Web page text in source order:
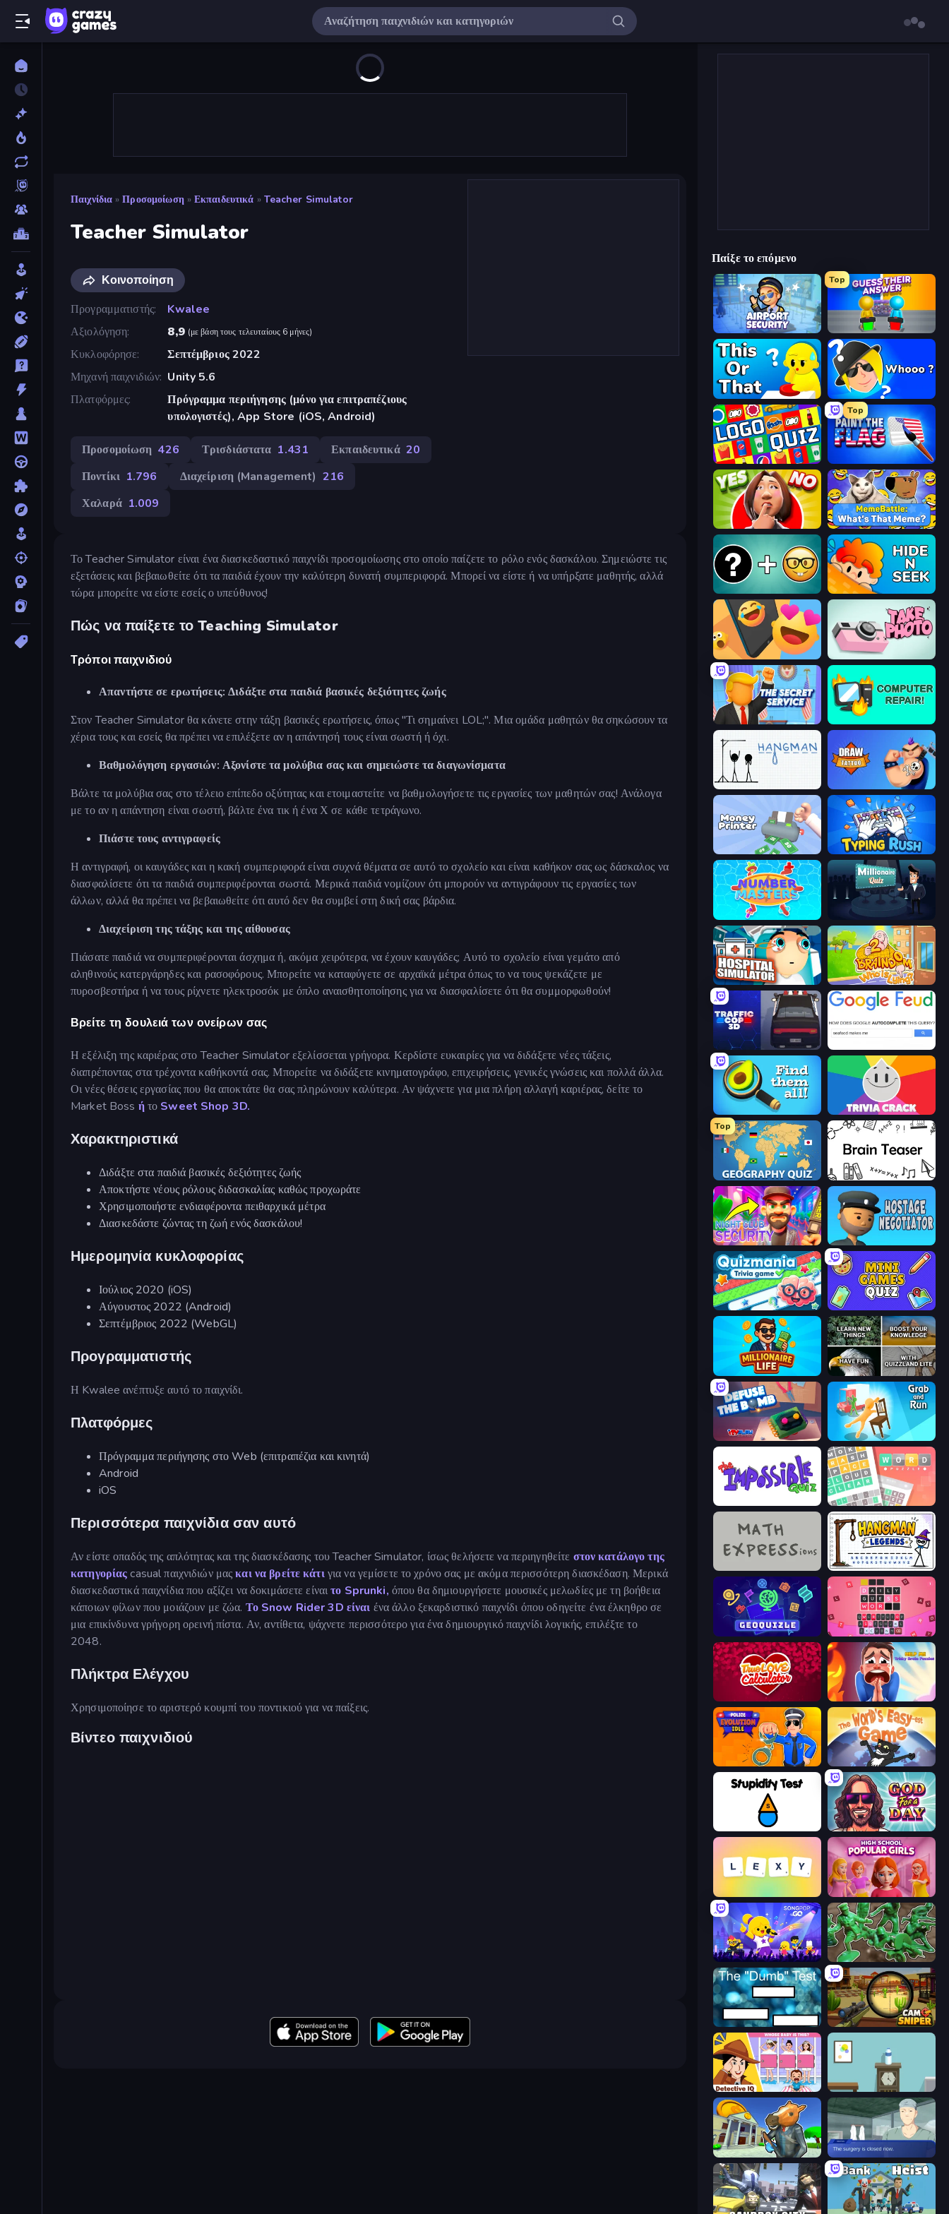
Παιχνίδια » Προσομοίωση » Εκπαιδευτικά » Teacher Simulator
Teacher Simulator
Κοινοποίηση
Προγραμματιστής
Kwalee
Αξιολόγηση
8,9 (με βάση τους τελευταίους 6 μήνες)
Κυκλοφόρησε
Σεπτέμβριος 2022
Μηχανή παιχνιδιών Unity 5.6
Πλατφόρμες
Πρόγραμμα περιήγησης (μόνο για επιτραπέζιους
υπολογιστές), App Store (iOS, Android)
Προσομοίωση 426 Τρισδιάστατα 1.431 Εκπαιδευτικά 20
Ποντίκι 1.796 Διαχείριση (Management) 216
Χαλαρά 1.009
Το Teacher Simulator είναι ένα διασκεδαστικό παιχνίδι προσομοίωσης στο οποίο παίζετε το ρόλο ενός δασκάλου. Σημειώστε τις
εξετάσεις και βεβαιωθείτε ότι τα παιδιά έχουν την καλύτερη δυνατή συμπεριφορά. Μπορεί να είστε ή να υπήρξατε μαθητής, αλλά
τώρα μπορείτε να είστε εσείς ο υπεύθυνος!
Πώς να παίξετε το Teaching Simulator
Τρόποι παιχνιδιού
Απαντήστε σε ερωτήσεις: Διδάξτε στα παιδιά βασικές δεξιότητες ζωής
Στον Teacher Simulator θα κάνετε στην τάξη βασικές ερωτήσεις, όπως "Τι σημαίνει LOL;". Μια ομάδα μαθητών θα σηκώσουν τα
χέρια τους και εσείς θα πρέπει να επιλέξετε αν η απάντησή τους είναι σωστή ή όχι.
Βαθμολόγηση εργασιών: Αξονίστε τα μολύβια σας και σημειώστε τα διαγωνίσματα
Βάλτε τα μολύβια σας στο τέλειο επίπεδο οξύτητας και ετοιμαστείτε να βαθμολογήσετε τις εργασίες των μαθητών σας! Ανάλογα
με το αν η απάντηση είναι σωστή, βάλτε ένα τικ ή ένα Χ σε κάθε τετράγωνο.
Πιάστε τους αντιγραφείς
Η αντιγραφή, οι καυγάδες και η κακή συμπεριφορά είναι συχνά θέματα σε αυτό το σχολείο και είναι καθήκον σας ως δάσκαλος να
διασφαλίσετε ότι τα παιδιά συμπεριφέρονται σωστά. Μερικά παιδιά νομίζουν ότι μπορούν να αντιγράφουν τις εργασίες των
άλλων, αλλά θα πρέπει να βεβαιωθείτε ότι αυτό δεν θα συμβεί στη δική σας βάρδια.
Διαχείριση της τάξης και της αίθουσας
Πιάσατε παιδιά να συμπεριφέρονται άσχημα ή, ακόμα χειρότερα, να έχουν καυγάδες; Αυτό το σχολείο είναι γεμάτο από
αληθινούς κατεργάρηδες και ρασοφόρους. Μπορείτε να καταφύγετε σε αρχαϊκά μέτρα όπως το να τους ψεκάζετε με
πυροσβεστήρα ή να τους ρίχνετε ηλεκτροσόκ με όπλο αναισθητοποίησης για να διασφαλίσετε ότι θα συμμορφωθούν!
Βρείτε τη δουλειά των ονείρων σας
Η εξέλιξη της καριέρας στο Teacher Simulator εξελίσσεται γρήγορα. Κερδίστε ευκαιρίες για να διδάξετε νέες τάξεις,
διαπρέποντας στα τρέχοντα καθήκοντά σας. Μπορείτε να διδάξετε κινηματογράφο, επιχειρήσεις, γενικές γνώσεις και πολλά άλλα.
Οι νέες θέσεις εργασίας που θα αποκτάτε θα σας πληρώνουν καλύτερα. Αν ψάχνετε για μια πλήρη αλλαγή καριέρας, δείτε το
Market Boss ήτο Sweet Shop 3D.
Χαρακτηριστικά
Διδάξτε στα παιδιά βασικές δεξιότητες ζωής
Αποκτήστε νέους ρόλους διδασκαλίας καθώς προχωράτε
Χρησιμοποιήστε ενδιαφέροντα πειθαρχικά μέτρα
Διασκεδάστε ζώντας τη ζωή ενός δασκάλου!
Ημερομηνία κυκλοφορίας
Ιούλιος 2020 (iOS)
Αύγουστος 2022 (Android)
Σεπτέμβριος 2022 (WebGL)
Προγραμματιστής
Η Kwalee ανέπτυξε αυτό το παιχνίδι.
Πλατφόρμες
Πρόγραμμα περιήγησης στο Web (επιτραπέζια και κινητά)
Android
iOS
Περισσότερα παιχνίδια σαν αυτό
Αν είστε οπαδός της απλότητας και της διασκέδασης του Teacher Simulator, ίσως θελήσετε να περιηγηθείτε στον κατάλογο της
κατηγορίαςcasual παιχνιδιών μαςκαι να βρείτε κάτιγια να γεμίσετε το χρόνο σας με ακόμα περισσότερη διασκέδαση. Μερικά
διασκεδαστικά παιχνίδια που αξίζει να δοκιμάσετε είναιτο Sprunki, όπου θα δημιουργήσετε μουσικές μελωδίες με τη βοήθεια
κάποιων φίλων που μοιάζουν με ζώα. Το Snow Rider 3D είναι ένα άλλο ξεκαρδιστικό παιχνίδι όπου οδηγείτε ένα έλκηθρο σε
μια επικίνδυνα γρήγορη ορεινή πίστα. Αν, αντίθετα, ψάχνετε περισσότερο για ένα δημιουργικό παιχνίδι λογικής, επιλέξτε το
2048.
Πλήκτρα Ελέγχου
Χρησιμοποίησε το αριστερό κουμπί του ποντικιού για να παίξεις.
Βίντεο παιχνιδιού
Παίξε το επόμενο
Airport Security
Top
Guess Their Answer
ToT or Trivia Whooo?
Logo Quiz: Game World Trivia
Top
Paint the Flag
Yes or No Challenge MemeBattle: What's That Meme?
Hide N Seek
Reply Run Take Photo
The Secret Service
Hangman
Money Printer Typing Rush
Number Masters Millionaire Quiz
Hospital Simulator Braindom 2: Who is Lying?
Traffic Cop 3D
Find Them All! Trivia Crack
Top
Geography Quiz: Flags and Capitals Brain Teaser
Night Club Security Hostage Negotiator
Quizmania: Trivia Game Mini Games Quiz
Millionaire Life QuizzLand Trivia
Defuse the Bomb 3D Grab and Run
Wordler
Hangman Legends
GeoQuizle Wordling
Love Calculator Help Me: Tricky Brain Puzzles
Police Evolution Idle
Stupidity Test God For a Day: Prequel
SongPop GO Soldiers - Capture and Control!
The Dumb Test Camo Sniper
Detective IQ: Brain Games Flip Bottle
Bank Robbery 3 Oh So Lucky, Doctor!